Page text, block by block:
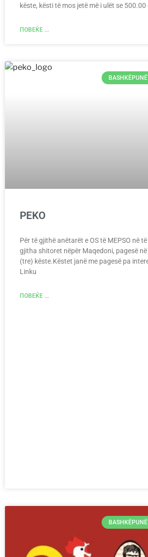
këste, kësti të mos jetë më i ulët se 500.00
ПОВЕЌЕ ...
PEKO
Për të gjithë anëtarët e OS të MEPSO në të
gjitha shitoret nëpër Maqedoni, pagesë në
(tre) këste.Këstet janë me pagesë pa
Linku
ПОВЕЌЕ ...